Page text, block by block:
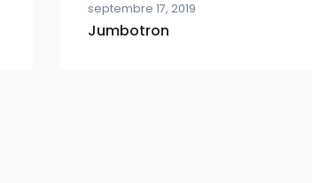
septembre 17, 2019
Jumbotron